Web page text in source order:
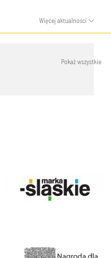
Więcej aktualności
Pokaż wszystkie